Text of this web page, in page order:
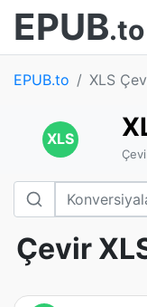
EPUB.to
EPUB.to XLS
XLS
Çevir